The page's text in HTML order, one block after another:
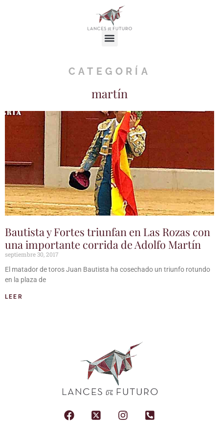
CATEGORÍA
martín
Bautista y Fortes triunfan en Las Rozas con
una importante corrida de Adolfo Martín
septiembre 30, 2017
El matador de toros Juan Bautista ha cosechado un triunfo rotundo
en la plaza de
LEER